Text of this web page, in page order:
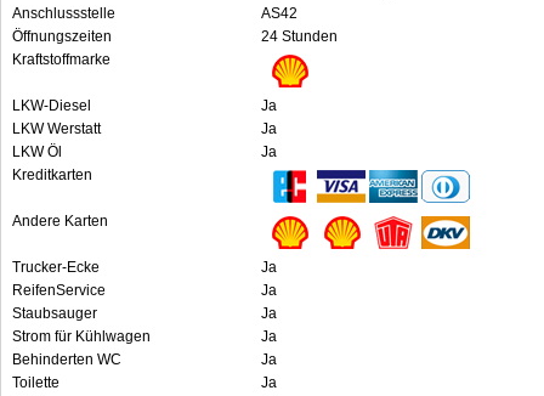
Anschlussstelle
AS42
Öffnungszeiten
24 Stunden
Kraftstoffmarke
LKW-Diesel
Ja
LKW Werstatt
Ja
LKW Öl
Ja
Kreditkarten
Andere Karten
Trucker-Ecke
Ja
ReifenService
Ja
Staubsauger
Ja
Strom für Kühlwagen
Ja
Behinderten WC
Ja
Toilette
Ja